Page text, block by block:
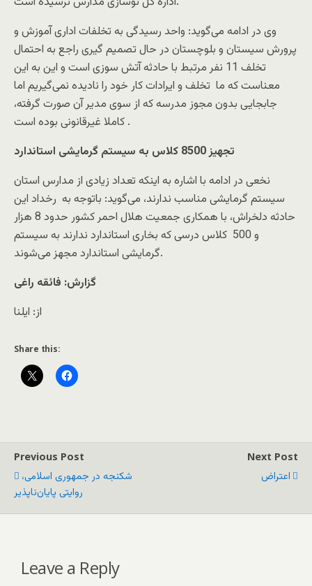
وی در ادامه می‌گوید: واحد رسیدگی به تخلفات اداری آموزش و
پرورش سیستان و بلوچستان در حال تصمیم گیری راجع به احتمال
تخلف 11 نفر‌ مرتبط با حادثه آتش سوزی است و این به این
معناست که ما تخلف و ایرادات کار خود را نادیده نمی‌گیریم اما
جابجایی بدون مجوز مدرسه که از سوی مدیر آن صورت گرفته،
کاملا غیرقانونی بوده است .
نخعی در ادامه با اشاره به اینکه تعداد زیادی از مدارس استان
سیستم گرمایشی مناسب ‌ندارند، می‌گوید: باتوجه به رخداد این
حادثه دلخراش، با همکاری جمعیت هلال احمر کشور حدود 8 هزار
و 500 کلاس درسی که بخاری استاندارد ندارند به سیستم
گرمایشی استاندارد مجهز می‌شوند.
گزارش: فائقه راغی
از: ایلنا
Share this:
Previous Post
شکنجه در جمهوری اسلامی،
روایتی پایان‌ناپذیر
Next Post
اعتراض
Leave a Reply